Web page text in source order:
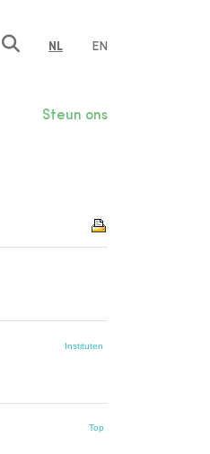
NL EN
Steun ons
Instituten
Top